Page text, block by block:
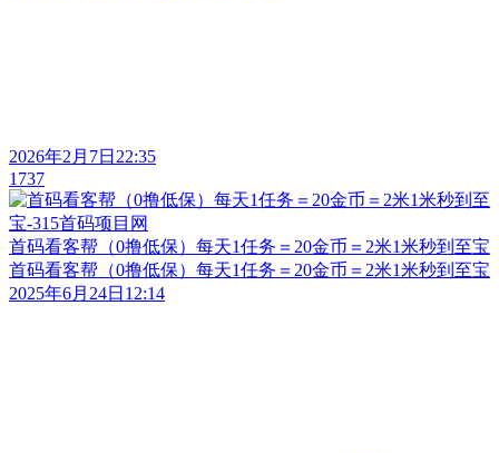
2026年2月7日22:35
1737
首码看客帮（0撸低保）每天1任务＝20金币＝2米1米秒到至宝
首码看客帮（0撸低保）每天1任务＝20金币＝2米1米秒到至宝
2025年6月24日12:14